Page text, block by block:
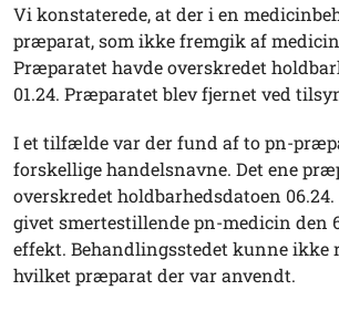
Vi konstaterede, at der i en
præparat, som ikke fremgik af
Præparatet havde overskredet
01.24. Præparatet blev fjernet ved
I et tilfælde var der fund af to pn-
forskellige handelsnavne. Det ene
overskredet holdbarhedsdatoen
givet smertestillende pn-medicin den
effekt. Behandlingsstedet kunne ikke
hvilket præparat der var anvendt.